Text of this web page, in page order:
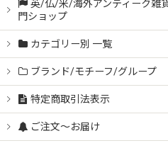
英/仏/米/海外アンティーク雑
門ショップ
カテゴリー別 一覧
ブランド/モチーフ/グループ
特定商取引法表示
ご注文～お届け